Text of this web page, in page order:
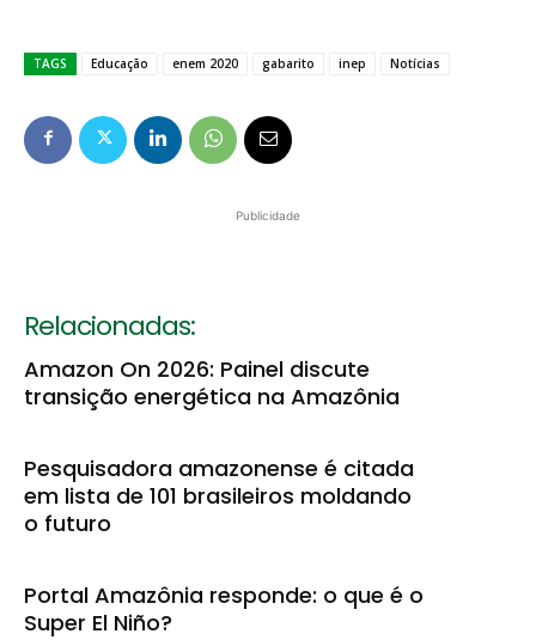
TAGS Educação enem 2020 gabarito inep Notícias
Publicidade
Relacionadas:
Amazon On 2026: Painel discute
transição energética na Amazônia
Pesquisadora amazonense é citada
em lista de 101 brasileiros moldando
o futuro
Portal Amazônia responde: o que é o
Super El Niño?